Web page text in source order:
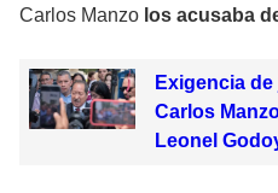
Carlos Manzo los acusaba
Exigencia
Carlos
Leonel